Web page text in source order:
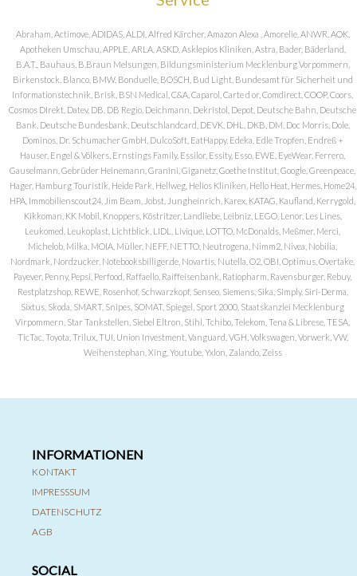
Abraham, Actimove, ADIDAS, ALDI, Alfred Kärcher, Amazon Alexa , Amorelie, ANWR, AOK,
Apotheken Umschau, APPLE, ARLA, ASKD, Asklepios Kliniken, Astra, Bader, Bäderland,
B.A.T., Bauhaus, B.Braun Melsungen, Bildungsministerium Mecklenburg Vorpommern,
Birkenstock, Blanco, BMW, Bonduelle, BOSCH, Bud Light, Bundesamt für Sicherheit und
Informationstechnik, Brisk, BSN Medical, C&A, Caparol, Carte d or, Comdirect, COOP, Coors,
Cosmos DIrekt, Datev, DB, DB Regio, Deichmann, Dekristol, Depot, Deutsche Bahn, Deutsche
Bank, Deutsche Bundesbank, Deutschlandcard, DEVK, DHL, DKB, DM, Doc Morris, Dole,
Dominos, Dr. Schumacher GmbH, DulcoSoft, EatHappy, Edeka, Edle Tropfen, Endreß +
Hauser, Engel & Völkers, Ernstings Family, Essilor, Essity, Esso, EWE, EyeWear, Ferrero,
Gauselmann, Gebrüder Heinemann, Granini, Giganetz, Goethe Institut, Google, Greenpeace,
Hager, Hamburg Touristik, Heide Park, Hellweg, Helios Kliniken, Hello Heat, Hermes, Home24,
HPA, Immobilienscout24, Jim Beam, Jobst, Jungheinrich, Karex, KATAG, Kaufland, Kerrygold,
Kikkoman, KK Mobil, Knoppers, Köstritzer, Landliebe, Leibniz, LEGO, Lenor, Les Lines,
Leukomed, Leukoplast, Lichtblick, LIDL, Livique, LOTTO, McDonalds, Meßmer, Merci,
Michelob, Milka, MOIA, Müller, NEFF, NETTO, Neutrogena, Nimm2, Nivea, Nobilia,
Nordmark, Nordzucker, Notebooksbilliger.de, Novartis, Nutella, O2, OBI, Optimus, Overtake,
Payever, Penny, Pepsi, Perfood, Raffaello, Raiffeisenbank, Ratiopharm, Ravensburger, Rebuy,
Restplatzshop, REWE, Rosenhof, Schwarzkopf, Senseo, Siemens, Sika, Simply, Siri-Derma,
Sixtus, Skoda, SMART, Snipes, SOMAT, Spiegel, Sport 2000, Staatskanzlei Mecklenburg
Virpommern, Star Tankstellen, Siebel Eltron, Stihl, Tchibo, Telekom, Tena & Librese, TESA,
TicTac, Toyota, Trilux, TUI, Union Investment, Vanguard, VGH, Volkswagen, Vorwerk, VW,
Weihenstephan, Xing, Youtube, Yxlon, Zalando, Zeiss
INFORMATIONEN
KONTAKT
IMPRESSSUM
DATENSCHUTZ
AGB
SOCIAL